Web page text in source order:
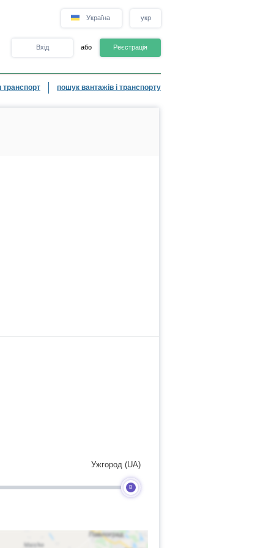
Україна укр
Вхід або Реєстрація
транспорт пошук вантажів і транспорту
B
Ужгород (UA)